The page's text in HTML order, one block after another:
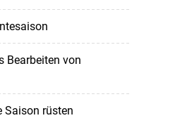
Bearbeiten von
Saison rüsten